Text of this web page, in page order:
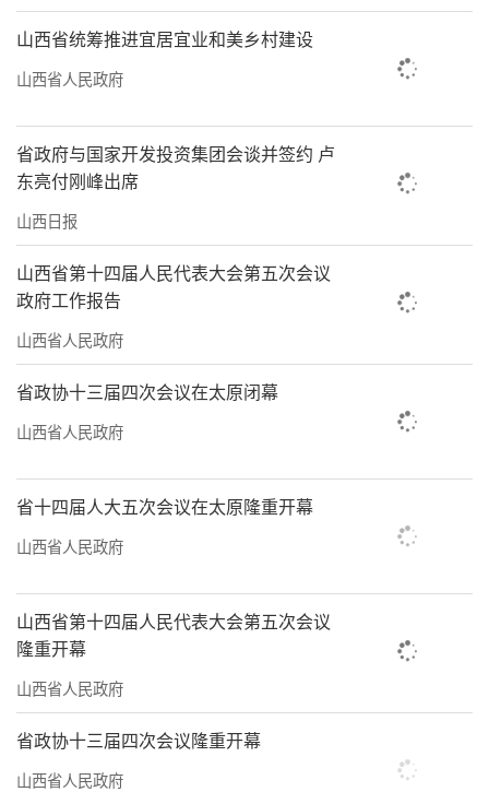
山西省统筹推进宜居宜业和美乡村建设
山西省人民政府
省政府与国家开发投资集团会谈并签约 卢
东亮付刚峰出席
山西日报
山西省第十四届人民代表大会第五次会议
政府工作报告
山西省人民政府
省政协十三届四次会议在太原闭幕
山西省人民政府
省十四届人大五次会议在太原隆重开幕
山西省人民政府
山西省第十四届人民代表大会第五次会议
隆重开幕
山西省人民政府
省政协十三届四次会议隆重开幕
山西省人民政府